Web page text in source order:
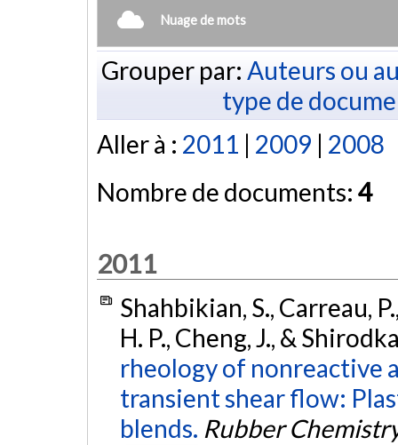
Nuage de mots
Grouper par: Auteurs ou
type de
Aller à : 2011 | 2009 | 2008
Nombre de documents: 4
2011
Shahbikian, S., Carreau,
H. P., Cheng, J., &
rheology of nonreactive
transient shear flow:
blends. Rubber